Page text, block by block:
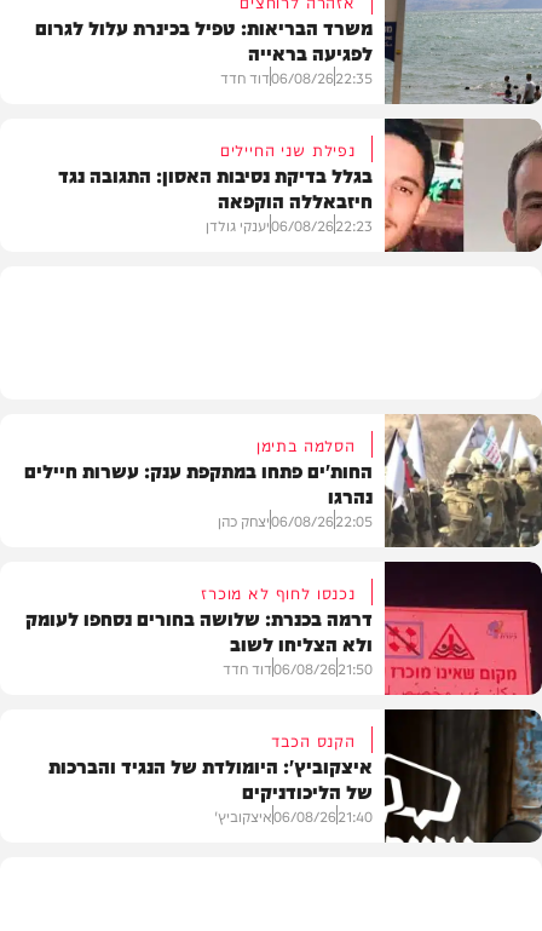
בריאות
בארץ
משרד הבריאות: טפיל בכינרת עלול לגרום
לפגיעה בראייה
22:35
06/08/26דוד חדד
נפילת שני החיילים
בגלל בדיקת נסיבות האסון: התגובה נגד
חיזבאללה הוקפאה
22:23
06/08/26יענקי גולדן
בעולם
הסלמה בתימן
החות'ים פתחו במתקפת ענק: עשרות חיילים
נהרגו
22:05
06/08/26יצחק כהן
בארץ
נכנסו לחוף לא מוכרז
דרמה בכנרת: שלושה בחורים נסחפו לעומק
ולא הצליחו לשוב
21:50
06/08/26דוד חדד
הקנס הכבד
איצקוביץ': היומולדת של הנגיד והברכות
של הליכודניקים
21:40
06/08/26איצקוביץ'